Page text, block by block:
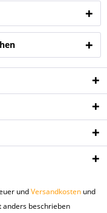
gelesen,
undVersandkostenund
anders beschrieben